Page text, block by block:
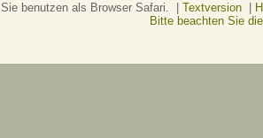
Sie benutzen als Browser Safari. | Textversion|
Bitte beachten Sie